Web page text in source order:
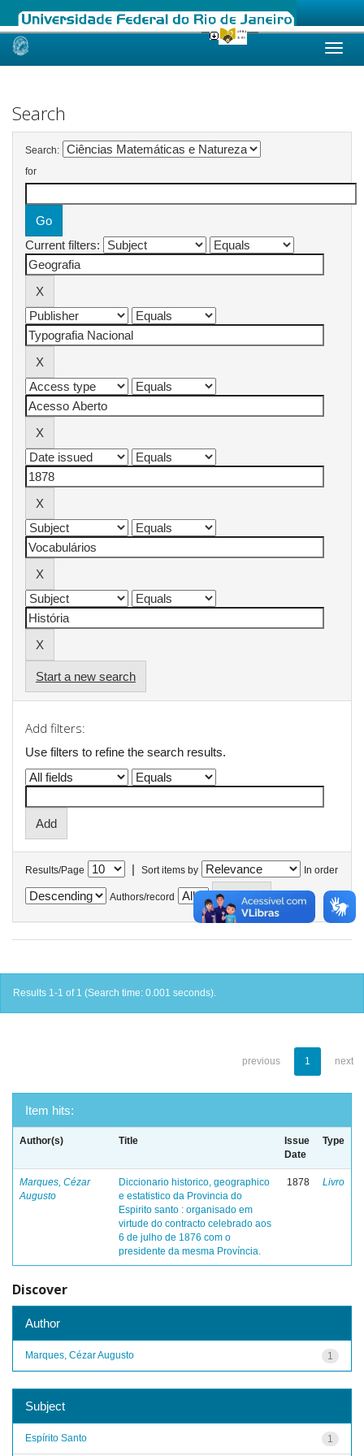
Skip
Search
Search:
for
Current filters:
Start a new search
Add filters:
Use filters to refine the search results.
Results/Page | Sort items by In order
Authors/record
Results 1-1 of 1 (Search time: 0.001 seconds).
previous 1 next
Item hits:
Author(s) Title
Issue
Date
Type
Marques, Cézar
Augusto
Diccionario historico, geographico
e estatistico da Provincia do
Espirito santo : organisado em
virtude do contracto celebrado aos
6 de julho de 1876 com o
presidente da mesma Província.
1878 Livro
Discover
Author
1
Marques, Cézar Augusto
Subject
1
Espírito Santo